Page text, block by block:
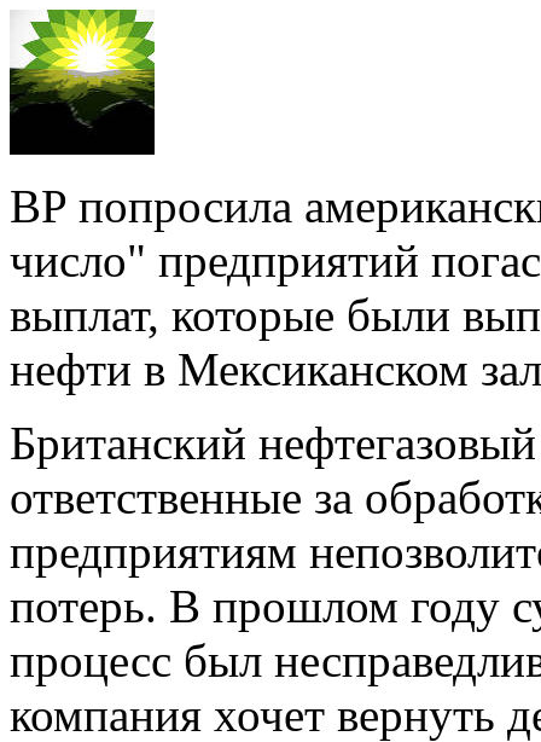
BP попросила
число" предприятий
выплат, которые были
нефти в Мексиканском
Британский
ответственные за
предприятиям
потерь. В прошлом году
процесс был
компания хочет вернуть